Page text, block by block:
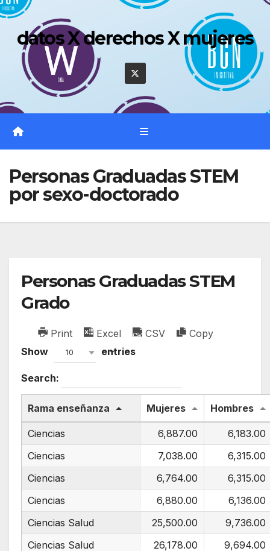
Saltar
contenido
datos X derechos X mujeres
Personas Graduadas STEM
por sexo-doctorado
Personas Graduadas STEM
Grado
Print Excel CSV
Copy
Show
10 entries
Search:
Rama enseñanza Mujeres Hombres
Ciencias 6,887.00
6,183.00
Ciencias
7,038.00
6,315.00
Ciencias
6,764.00
6,315.00
Ciencias
6,880.00
6,136.00
Ciencias Salud
25,500.00
9,736.00
Ciencias Salud
26,178.00
9,694.00